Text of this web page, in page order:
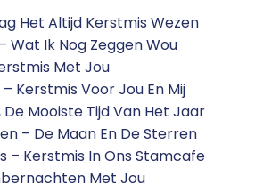
Het Altijd Kerstmis Wezen
Wat Ik Nog Zeggen Wou
Met Jou
Kerstmis Voor Jou En Mij
Mooiste Tijd Van Het Jaar
– De Maan En De Sterren
– Kerstmis In Ons Stamcafe
Met Jou